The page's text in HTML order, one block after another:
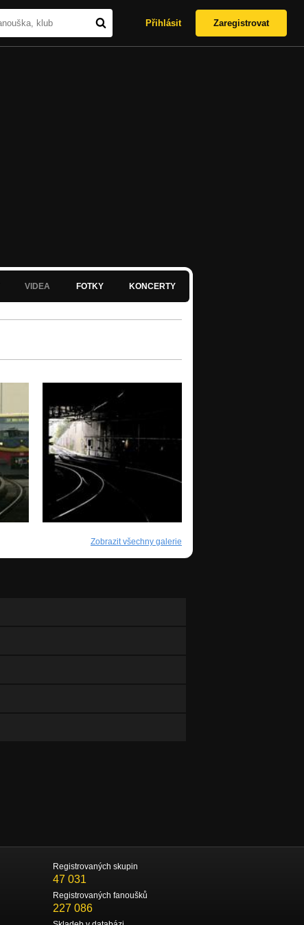
Přihlásit Zaregistrovat
VIDEA FOTKY KONCERTY
Zobrazit všechny galerie
Registrovaných skupin
47 031
Registrovaných fanoušků
227 086